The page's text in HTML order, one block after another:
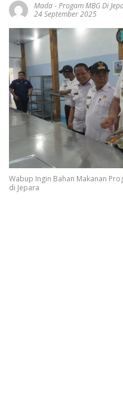
Mada-Progam MBG Di
24 September 2025
Wabup Ingin Bahan Makanan
di Jepara